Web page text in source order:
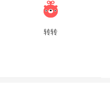
转转